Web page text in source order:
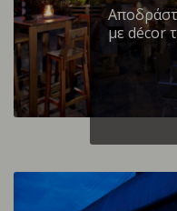
με décor